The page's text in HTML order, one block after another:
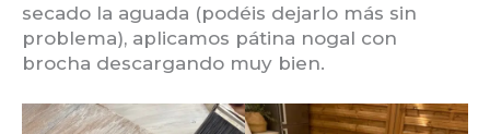
secado la aguada (podéis dejarlo más sin
problema), aplicamos pátina nogal con
brocha descargando muy bien.